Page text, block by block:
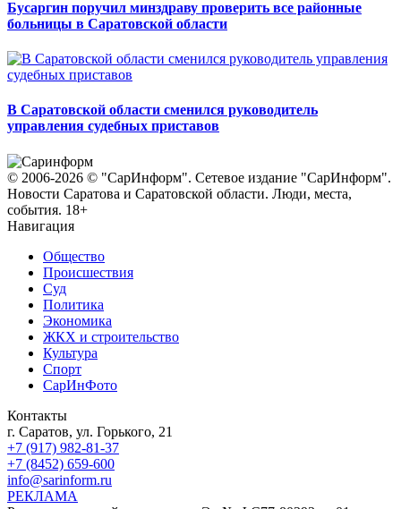
Бусаргин поручил минздраву проверить все районные
больницы в Саратовской области
В Саратовской области сменился руководитель
управления судебных приставов
© 2006-2026 © "СарИнформ". Сетевое издание "СарИнформ".
Новости Саратова и Саратовской области. Люди, места,
события. 18+
Навигация
Общество
Происшествия
Суд
Политика
Экономика
ЖКХ и строительство
Культура
Спорт
СарИнФото
Контакты
г. Саратов, ул. Горького, 21
+7 (917) 982-81-37
+7 (8452) 659-600
info@sarinform.ru
РЕКЛАМА